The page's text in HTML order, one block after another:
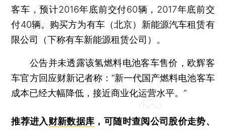
客车，预计2016年底前交付60辆，2017年底前交
付40辆。购买方为有车（北京）新能源汽车租赁有
限公司（下称有车新能源租赁公司）。
公告并未透露该氢燃料电池客车售价，欧辉客
车官方回应财新记者称：“新一代国产燃料电池客车
成本已经大幅降低，接近商业化运营水平。”
推荐进入财新数据库 ，可随时查阅公司股价走势、